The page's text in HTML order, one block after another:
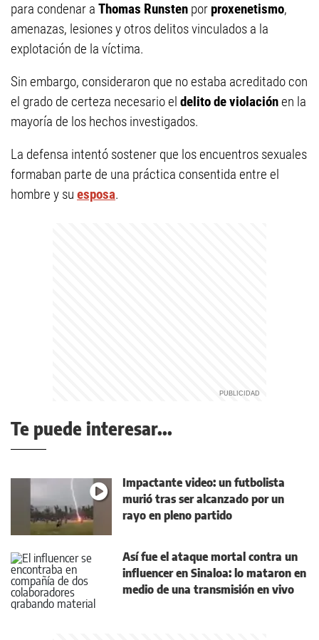
para condenar a Thomas Runsten por proxenetismo,
amenazas, lesiones y otros delitos vinculados a la
explotación de la víctima.
Sin embargo, consideraron que no estaba acreditado con
el grado de certeza necesario el delito de violaciónen la
mayoría de los hechos investigados.
La defensa intentó sostener que los encuentros sexuales
formaban parte de una práctica consentida entre el
hombre y su esposa.
Te puede interesar...
Impactante video: un futbolista
murió tras ser alcanzado por un
rayo en pleno partido
Así fue el ataque mortal contra un
influencer en Sinaloa: lo mataron en
medio de una transmisión en vivo